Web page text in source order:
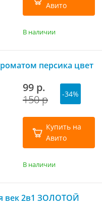
Авито
В наличии
персика цвет
99 р.
150 р
-34%
Купить на
Авито
В наличии
век 2в1 ЗОЛОТОЙ